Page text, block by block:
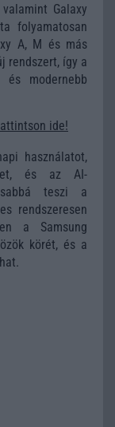
Galaxy
folyamatosan
A, M és más
rendszert, így a
és modernebb
ide!
használatot,
és az AI-
teszi a
rendszeresen
a Samsung
körét, és a